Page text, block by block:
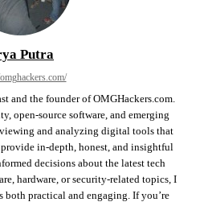
Putra
and the founder of OMGHackers.com.
open-source software, and emerging
and analyzing digital tools that
in-depth, honest, and insightful
decisions about the latest tech
hardware, or security-related topics, I
practical and engaging. If you’re